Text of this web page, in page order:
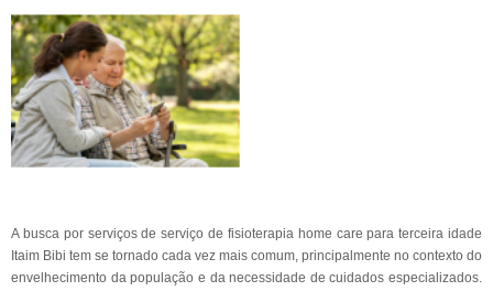
A busca por serviços de serviço de fisioterapia home care para terceira idade
Itaim Bibi tem se tornado cada vez mais comum, principalmente no contexto do
envelhecimento da população e da necessidade de cuidados especializados.